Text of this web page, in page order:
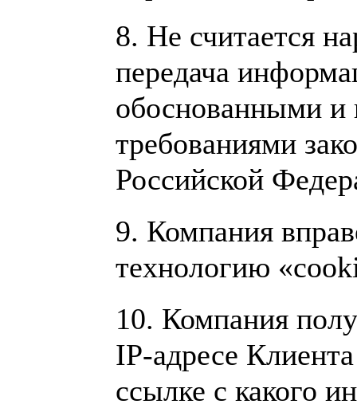
8. Не считается
передача
обоснованными
требованиями
Российской
9. Компания
технологию
10. Компания
IP-адресе
ссылке с какого